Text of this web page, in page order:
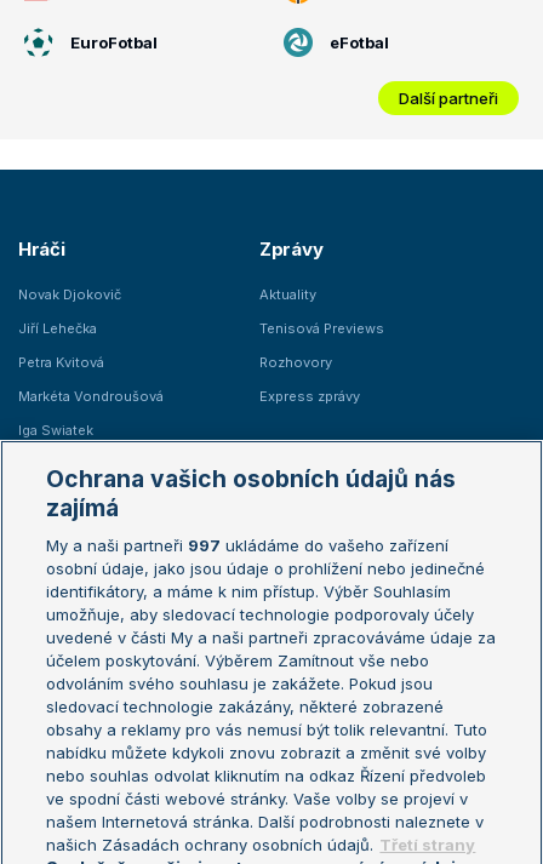
EuroFotbal eFotbal
Další partneři
Hráči
Novak Djokovič
Jiří Lehečka
Petra Kvitová
Markéta Vondroušová
Iga Swiatek
Zprávy
Aktuality
Tenisová Previews
Rozhovory
Express zprávy
Žebříčky
Žebříček ATP (muži)
Žebříček WTA (ženy)
Sázkařský žebříček
Australian Open
French Open
Wimbledon
US Open
Turnaj mistrů
Turnaj mistryň
Aktualní trendy
Fotbalové přestupy
Livesport Daily
Ochrana vašich osobních údajů nás
zajímá
My a naši partneři 997 ukládáme do vašeho zařízení
osobní údaje, jako jsou údaje o prohlížení nebo jedinečné
identifikátory, a máme k nim přístup. Výběr Souhlasím
umožňuje, aby sledovací technologie podporovaly účely
uvedené v části My a naši partneři zpracováváme údaje za
účelem poskytování. Výběrem Zamítnout vše nebo
odvoláním svého souhlasu je zakážete. Pokud jsou
sledovací technologie zakázány, některé zobrazené
obsahy a reklamy pro vás nemusí být tolik relevantní. Tuto
nabídku můžete kdykoli znovu zobrazit a změnit své volby
nebo souhlas odvolat kliknutím na odkaz Řízení předvoleb
ve spodní části webové stránky. Vaše volby se projeví v
našem Internetová stránka. Další podrobnosti naleznete v
našich Zásadách ochrany osobních údajů. Třetí strany